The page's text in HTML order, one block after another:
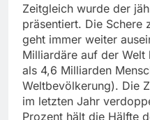
Zeitgleich wurde der
präsentiert. Die Schere
geht immer weiter
Milliardäre auf der Welt
als 4,6 Milliarden
Weltbevölkerung). Die
im letzten Jahr
Prozent hält die Hälfte